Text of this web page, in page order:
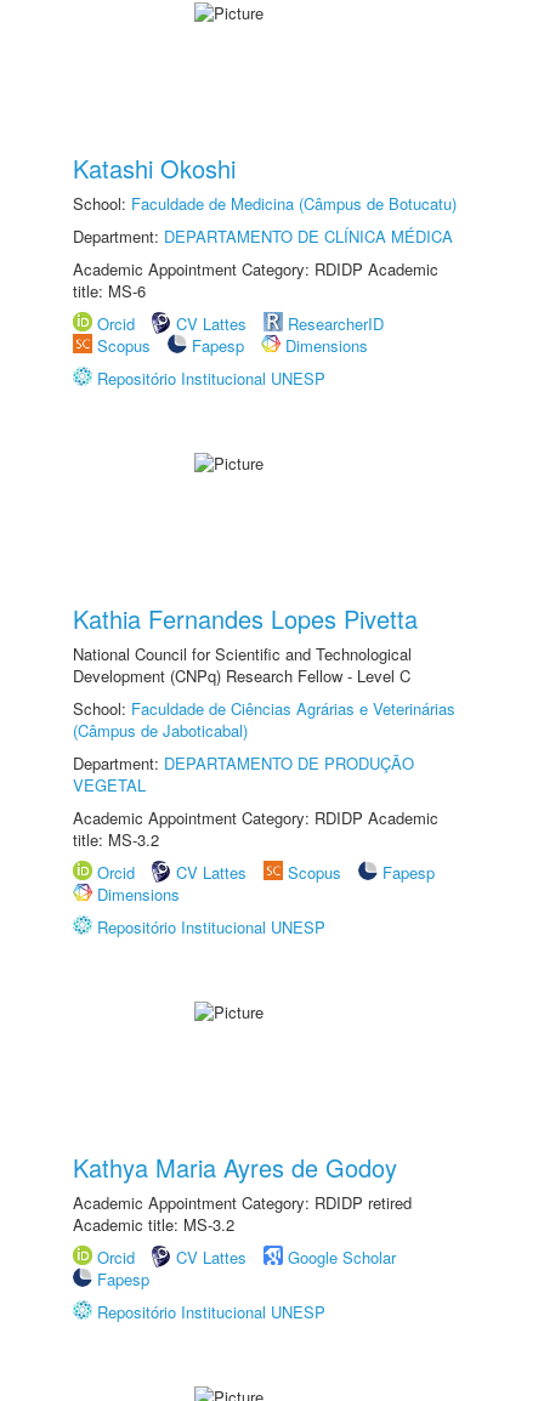
Katashi Okoshi
School: Faculdade de Medicina (Câmpus de Botucatu)
Department: DEPARTAMENTO DE CLÍNICA MÉDICA
Academic Appointment Category: RDIDP Academic
title: MS-6
Orcid
CV Lattes
ResearcherID
Scopus
Fapesp
Dimensions
Repositório Institucional UNESP
Kathia Fernandes Lopes Pivetta
National Council for Scientific and Technological
Development (CNPq) Research Fellow - Level C
School: Faculdade de Ciências Agrárias e Veterinárias
(Câmpus de Jaboticabal)
Department: DEPARTAMENTO DE PRODUÇÃO
VEGETAL
Academic Appointment Category: RDIDP Academic
title: MS-3.2
Orcid
CV Lattes Scopus
Fapesp
Dimensions
Repositório Institucional UNESP
Kathya Maria Ayres de Godoy
Academic Appointment Category: RDIDP retired
Academic title: MS-3.2
Orcid
CV Lattes
Google Scholar
Fapesp
Repositório Institucional UNESP